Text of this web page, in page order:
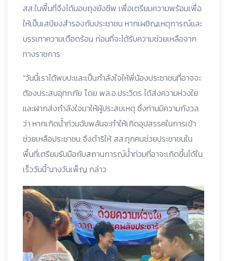
สส.ในพื้นที่จึงได้มอบถุงยังชีพ เพื่อเตรียมความพร้อมเพื่อ
ให้เป็นเสบียงสำรองกับประชาชน หากเผชิญเหตุการณ์และ
บรรเทาความเดือดร้อน ก่อนที่จะได้รับความช่วยเหลือจาก
ทางราชการ
“วันนี้เราได้พบปะและเป็นกำลังใจให้พี่น้องประชาชนที่อาจจะ
ต้องประสบอุทกภัย โดย พล.อ.ประวิตร ได้ส่งความห่วงใย
และฝากส่งกำลังใจมาให้ผู้ประสบเหตุ ซึ่งท่านมีความกังวล
ว่า หากเกิดน้ำท่วมฉับพลันจะทำให้เกิดอุปสรรคในการเข้า
ช่วยเหลือประชาชน จึงดำริให้ สส.ทุกคนช่วยประชาชนใน
พื้นที่เตรียมรับมือกับสถานการณ์น้ำท่วมที่อาจะเกิดขึ้นได้ใน
เร็ววันนี้“นางวันเพ็ญ กล่าว